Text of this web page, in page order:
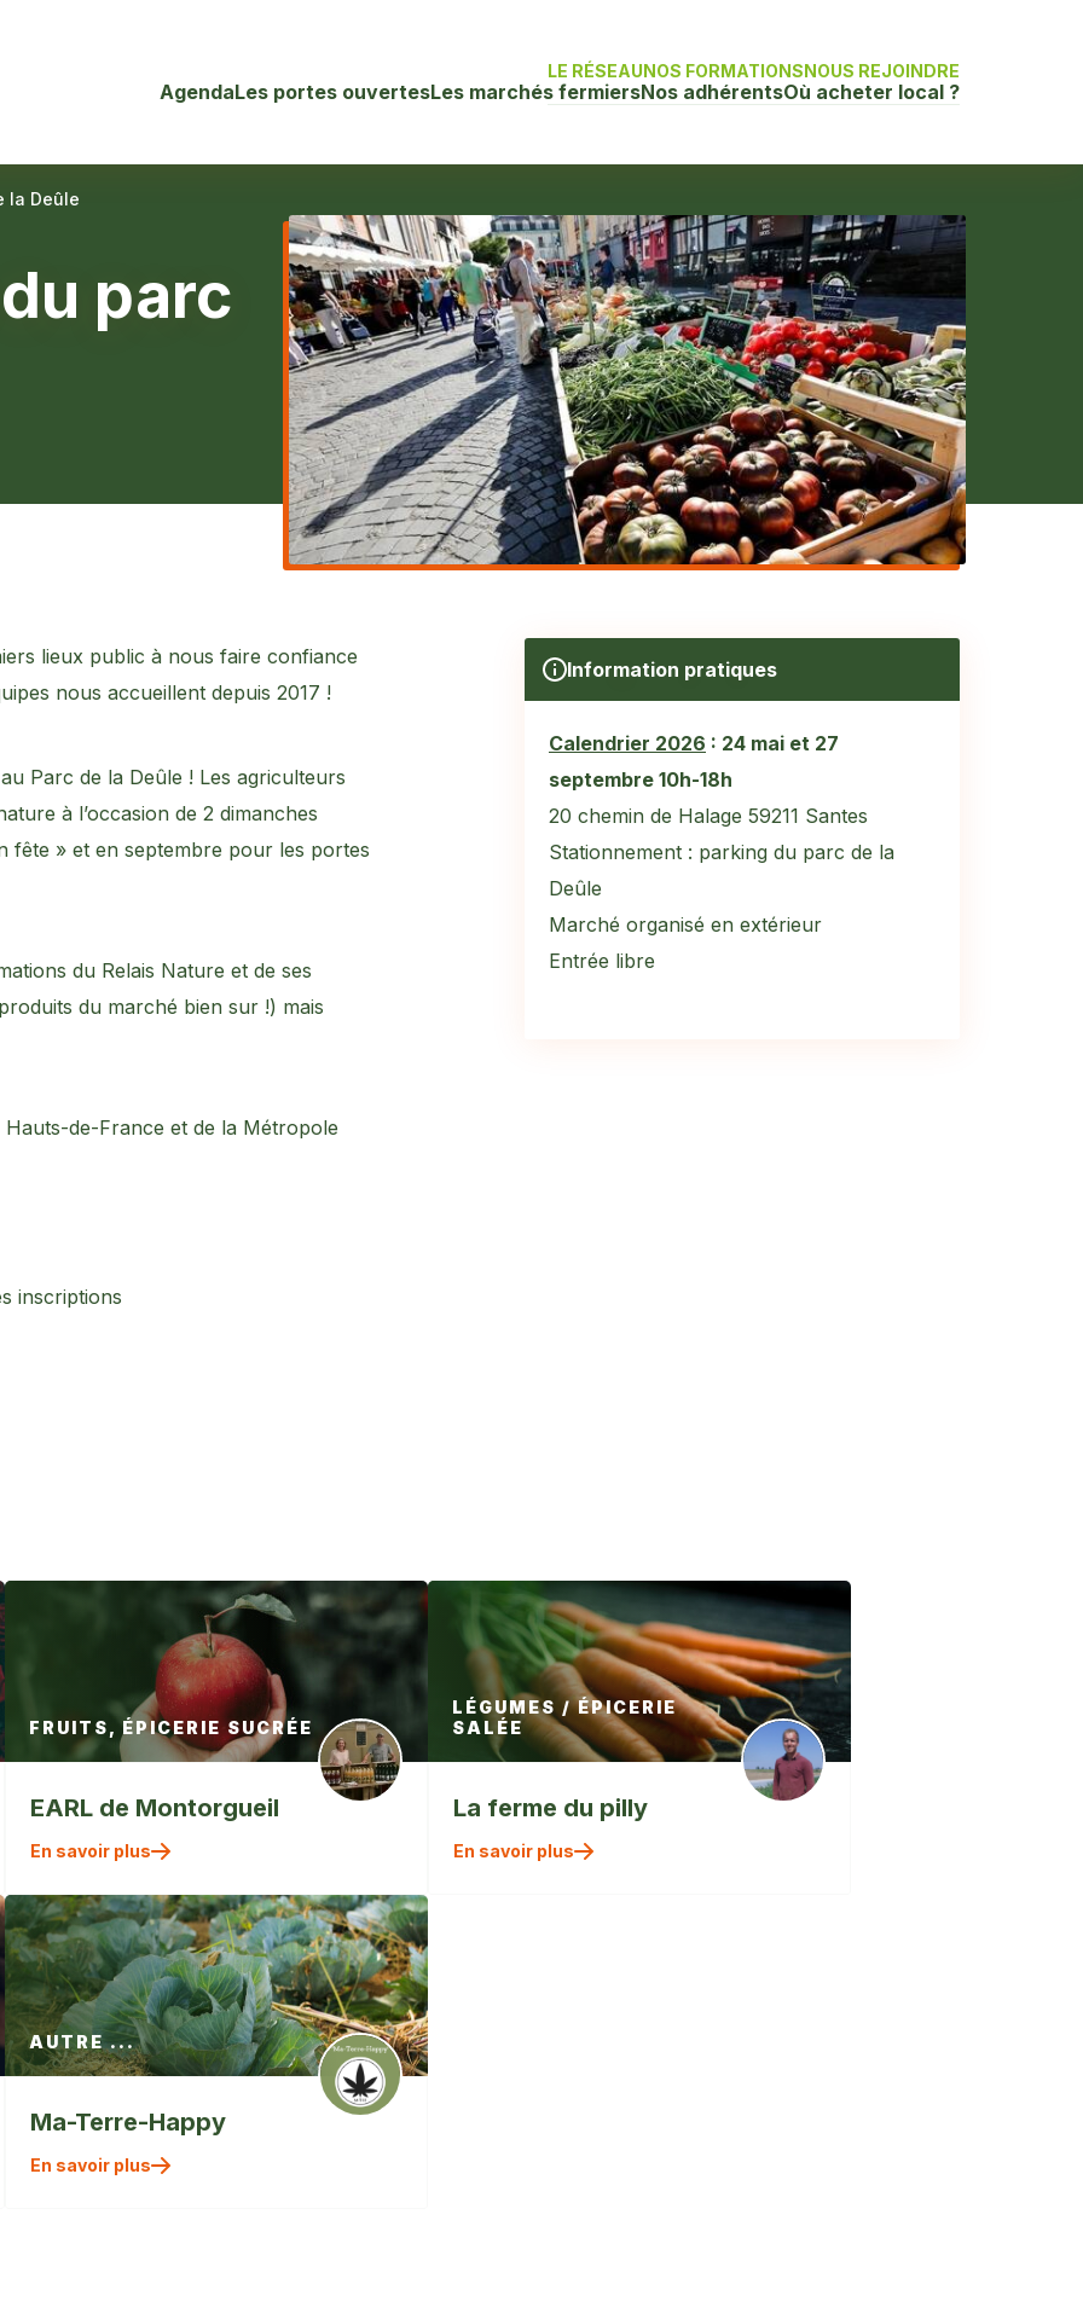
LE RÉSEAUNOS FORMATIONSNOUS REJOINDRE
AgendaLes portes ouvertesLes marchés fermiersNos adhérentsOù acheter local ?
la Deûle
parc
lieux public à nous faire confiance
nous accueillent depuis 2017 !
Parc de la Deûle ! Les agriculteurs
à l’occasion de 2 dimanches
fête » et en septembre pour les portes
du Relais Nature et de ses
du marché bien sur !) mais
de-France et de la Métropole
inscriptions
Information pratiques
Calendrier 2026 : 24 mai et 27
septembre 10h-18h
20 chemin de Halage 59211 Santes
Stationnement : parking du parc de la
Deûle
Marché organisé en extérieur
Entrée libre
FRUITS, ÉPICERIE SUCRÉE
EARL de Montorgueil
En savoir plus
LÉGUMES / ÉPICERIE
SALÉE
La ferme du pilly
En savoir plus
AUTRE ...
Ma-Terre-Happy
En savoir plus